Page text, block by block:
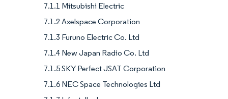
7.1.1 Mitsubishi Electric
7.1.2 Axelspace Corporation
7.1.3 Furuno Electric Co. Ltd
7.1.4 New Japan Radio Co. Ltd
7.1.5 SKY Perfect JSAT Corporation
7.1.6 NEC Space Technologies Ltd